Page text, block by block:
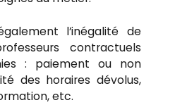
l’inégalité de
contractuels
: paiement ou non
des horaires dévolus,
etc.